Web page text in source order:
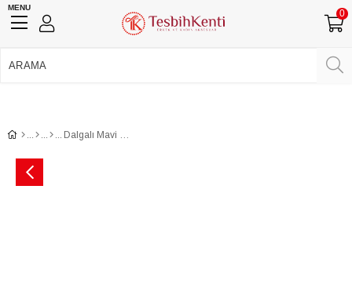
MENU
0
Dalgalı Mavi Renk Balık Tesbih